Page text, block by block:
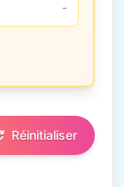
-
Réinitialiser